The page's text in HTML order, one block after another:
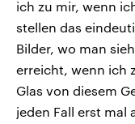
ich zu mir, wenn
stellen das
Bilder, wo man
erreicht, wenn ich
Glas von diesem
jeden Fall erst mal